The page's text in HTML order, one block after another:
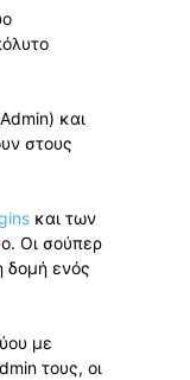
και
στους
και των
Οι σούπερ
δομή ενός
με
τους, οι